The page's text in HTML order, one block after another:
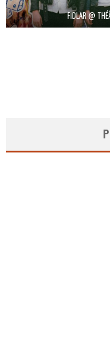
FIDLAR @